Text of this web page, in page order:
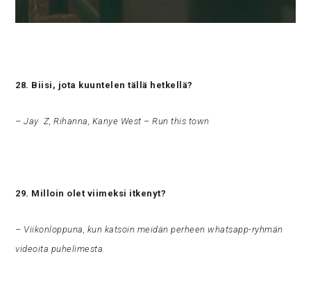
28. Biisi, jota kuuntelen tällä hetkellä?
– Jay Z, Rihanna, Kanye West – Run this town
29. Milloin olet viimeksi itkenyt?
– Viikonloppuna, kun katsoin meidän perheen whatsapp-ryhmän
videoita puhelimesta.